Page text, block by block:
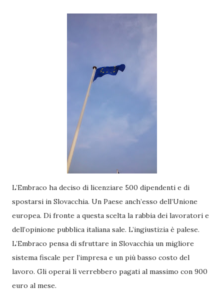
L’Embraco ha deciso di licenziare 500 dipendenti e di
spostarsi in Slovacchia. Un Paese anch’esso dell’Unione
europea. Di fronte a questa scelta la rabbia dei lavoratori e
dell’opinione pubblica italiana sale. L’ingiustizia è palese.
L’Embraco pensa di sfruttare in Slovacchia un migliore
sistema fiscale per l’impresa e un più basso costo del
lavoro. Gli operai lì verrebbero pagati al massimo con 900
euro al mese.